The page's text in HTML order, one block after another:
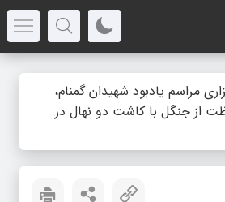
مراسم یادبود شهیدان گمنام،
از جنگل با کاشت دو نهال در